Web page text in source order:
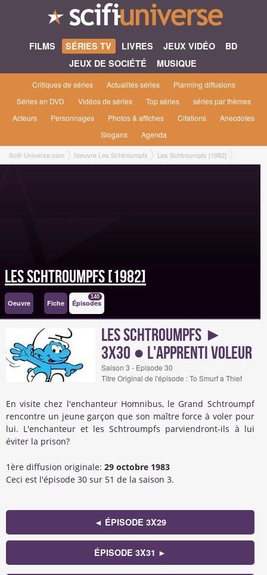
FILMS SÉRIES TV LIVRES JEUX VIDÉO
BD
JEUX DE SOCIÉTÉ
MUSIQUE
Critiques de séries Actualités séries
Planning diffusions
Séries en DVD
Vidéos de séries Top séries
séries par thèmes
Acteurs
Personnages Photos & affiches Citations
Anecdotes
Slogans
Agenda
Scifi-Universe.com l'oeuvre Les Schtroumpfs
Les Schtroumpfs [1982]
Les Schtroumpfs saison 3
3x30 ● L'apprenti voleur
Les Schtroumpfs [1982]
Oeuvre Fiche Épisodes
140
Les Schtroumpfs ►
3x30 ● L'apprenti voleur
Saison 3 - Episode 30
Titre Original de l'épisode : To Smurf a Thief
En visite chez l'enchanteur Homnibus, le Grand Schtroumpf
rencontre un jeune garçon que son maître force à voler pour
lui. L'enchanteur et les Schtroumpfs parviendront-ils à lui
éviter la prison?
1ère diffusion originale: 29 octobre 1983
Ceci est l'épisode 30 sur 51 de la saison 3.
◄ ÉPISODE 3X29
ÉPISODE 3X31 ►